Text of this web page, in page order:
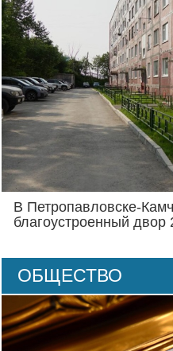
В Петропавловске-
благоустроенный двор
ОБЩЕСТВО